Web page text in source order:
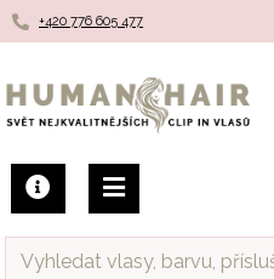
+420 776 605 477
Humanhair.cz